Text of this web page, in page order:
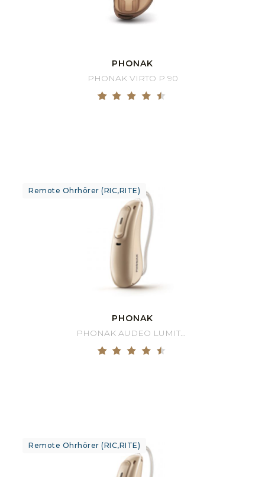
PHONAK
PHONAK VIRTO P 90
Remote Ohrhörer (RIC,RITE)
PHONAK
PHONAK AUDEO LUMITY 90-R
Remote Ohrhörer (RIC,RITE)